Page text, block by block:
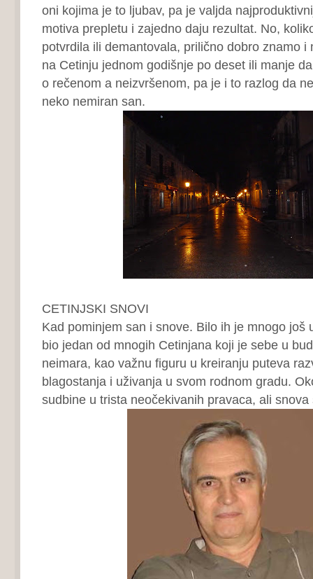
oni kojima je to ljubav, pa je valjda
motiva prepletu i zajedno daju rezultat. No,
potvrdila ili demantovala, prilično dobro znamo i
na Cetinju jednom godišnje po deset ili manje
o rečenom a neizvršenom, pa je i to razlog da
neko nemiran san.
CETINJSKI SNOVI
Kad pominjem san i snove. Bilo ih je mnogo još
bio jedan od mnogih Cetinjana koji je sebe u
neimara, kao važnu figuru u kreiranju puteva
blagostanja i uživanja u svom rodnom gradu.
sudbine u trista neočekivanih pravaca, ali snova